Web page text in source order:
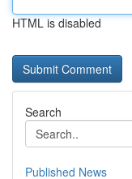
HTML is disabled
Search
Published News